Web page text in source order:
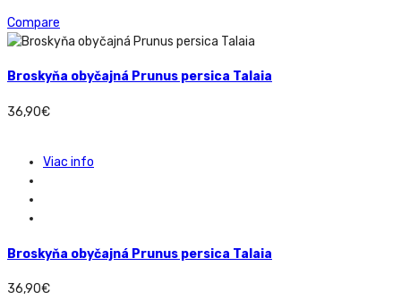
Compare
Broskyňa obyčajná Prunus persica Talaia
36,90€
Viac info
Broskyňa obyčajná Prunus persica Talaia
36,90€